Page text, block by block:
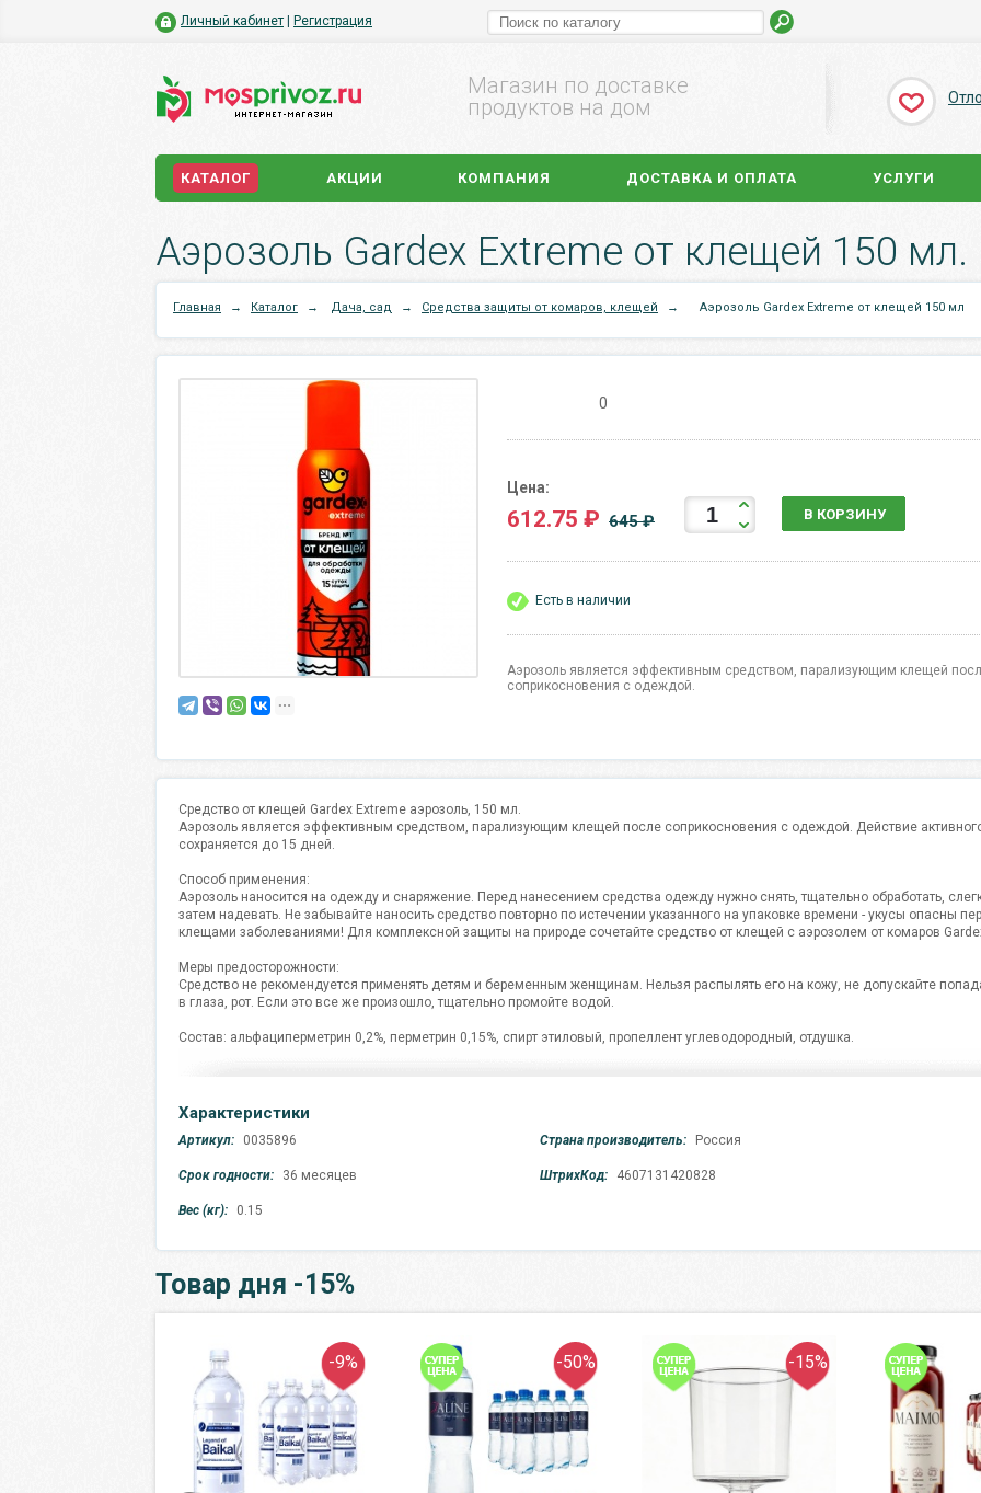
Личный кабинет Регистрация
Магазин по доставке
продуктов на дом
КАТАЛОГ АКЦИИ КОМПАНИЯ ДОСТАВКА И ОПЛАТА УСЛУГИ
Аэрозоль Gardex Extreme от клещей 150 мл.
Главная → Каталог → Дача, сад → Средства защиты от комаров, клещей → Аэрозоль Gardex Extreme от клещей 150 мл
0
Цена:
612.75 ₽ 645 ₽ В КОРЗИНУ
Есть в наличии
Аэрозоль является эффективным средством, парализующим клещей
соприкосновения с одеждой.
Средство от клещей Gardex Extreme аэрозоль, 150 мл.
Аэрозоль является эффективным средством, парализующим клещей после соприкосновения с одеждой. Действие
сохраняется до 15 дней.
Способ применения:
Аэрозоль наносится на одежду и снаряжение. Перед нанесением средства одежду нужно снять, тщательно обработать,
затем надевать. Не забывайте наносить средство повторно по истечении указанного на упаковке времени - укусы опасны
клещами заболеваниями! Для комплексной защиты на природе сочетайте средство от клещей с аэрозолем от комаров
Меры предосторожности:
Средство не рекомендуется применять детям и беременным женщинам. Нельзя распылять его на кожу, не допускайте
в глаза, рот. Если это все же произошло, тщательно промойте водой.
Состав: альфациперметрин 0,2%, перметрин 0,15%, спирт этиловый, пропеллент углеводородный, отдушка.
Характеристики
Артикул: 0035896 Страна производитель: Россия
Срок годности: 36 месяцев ШтрихКод: 4607131420828
Вес (кг): 0.15
Товар дня -15%
-9% -50% -15%